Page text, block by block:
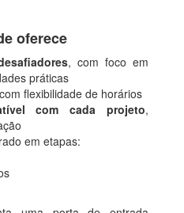
oferece
, com foco em
práticas
flexibilidade de horários
com cada projeto,
em etapas: